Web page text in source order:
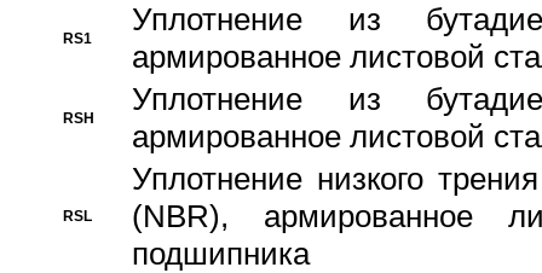
RS1
Уплотнение из
армированное листовой
RSH
Уплотнение из
армированное листовой
RSL
Уплотнение низкого
(NBR), армированное
подшипника